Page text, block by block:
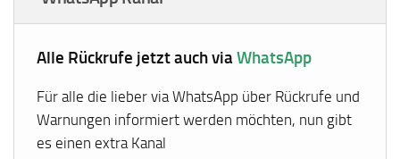
Alle Rückrufe jetzt auch viaWhatsApp
Für alle die lieber via WhatsApp über Rückrufe und
Warnungen informiert werden möchten, nun gibt
es einen extra Kanal